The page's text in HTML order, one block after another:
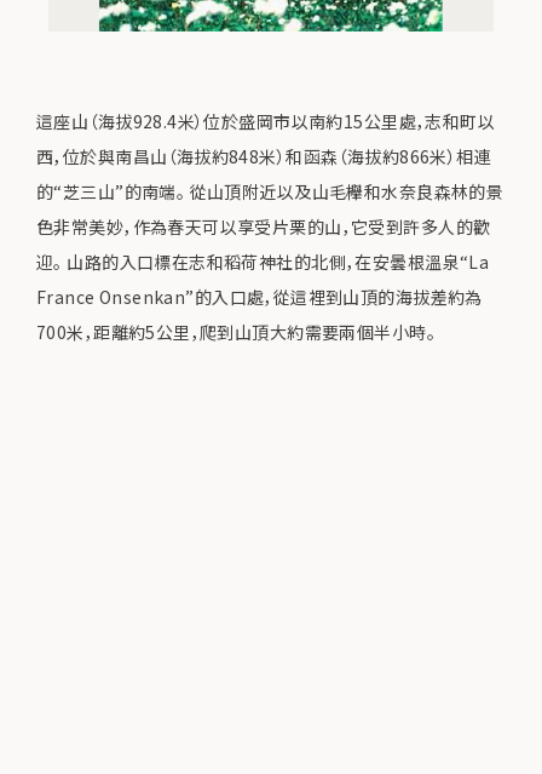
這座山（海拔928.4米）位於盛岡市以南約15公里處，志和町以
西，位於與南昌山（海拔約848米）和函森（海拔約866米）相連
的“芝三山”的南端。 從山頂附近以及山毛櫸和水奈良森林的景
色非常美妙，作為春天可以享受片栗的山，它受到許多人的歡
迎。 山路的入口標在志和稻荷神社的北側，在安曇根溫泉“La
France Onsenkan”的入口處，從這裡到山頂的海拔差約為
700米，距離約5公里，爬到山頂大約需要兩個半小時。